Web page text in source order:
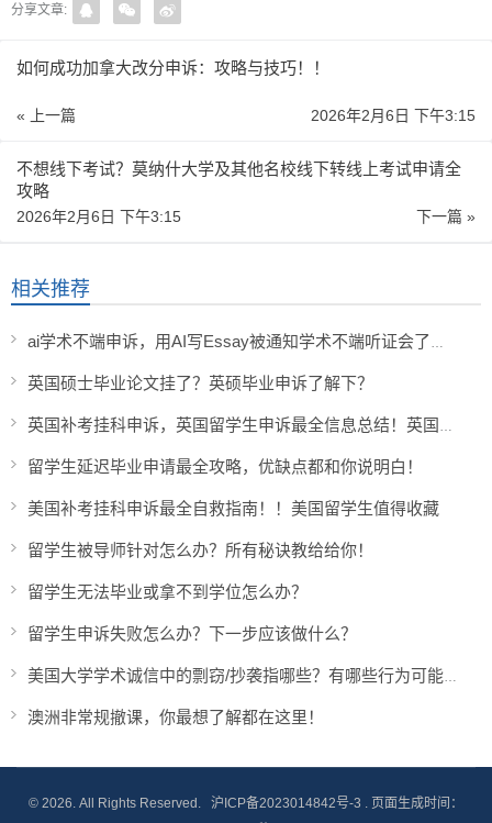
分享文章:
如何成功加拿大改分申诉：攻略与技巧！！
« 上一篇 2026年2月6日 下午3:15
不想线下考试？莫纳什大学及其他名校线下转线上考试申请全
攻略
下一篇 »
2026年2月6日 下午3:15
相关推荐
ai学术不端申诉，用AI写Essay被通知学术不端听证会了怎么办？
英国硕士毕业论文挂了？英硕毕业申诉了解下？
英国补考挂科申诉，英国留学生申诉最全信息总结！英国留学生必收藏！
留学生延迟毕业申请最全攻略，优缺点都和你说明白！
美国补考挂科申诉最全自救指南！！美国留学生值得收藏
留学生被导师针对怎么办？所有秘诀教给给你！
留学生无法毕业或拿不到学位怎么办？
留学生申诉失败怎么办？下一步应该做什么？
美国大学学术诚信中的剽窃/抄袭指哪些？有哪些行为可能触犯？
澳洲非常规撤课，你最想了解都在这里！
© 2026. All Rights Reserved. 沪ICP备2023014842号-3 . 页面生成时间：